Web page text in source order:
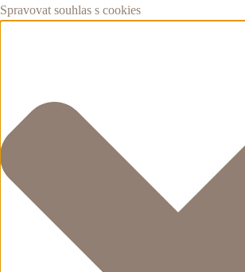
Spravovat souhlas s cookies